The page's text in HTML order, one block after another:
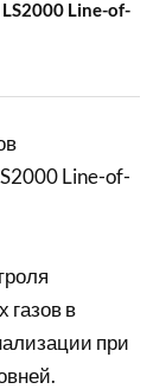
Line-of-
Line-of-
газов в
при